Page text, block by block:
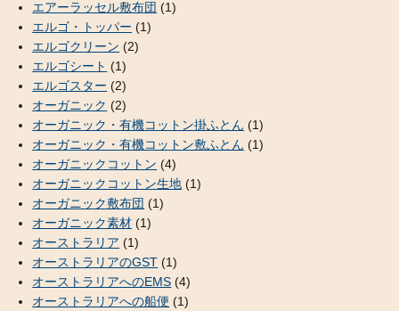
エアーラッセル敷布団 (1)
エルゴ・トッパー (1)
エルゴクリーン (2)
エルゴシート (1)
エルゴスター (2)
オーガニック (2)
オーガニック・有機コットン掛ふとん (1)
オーガニック・有機コットン敷ふとん (1)
オーガニックコットン (4)
オーガニックコットン生地 (1)
オーガニック敷布団 (1)
オーガニック素材 (1)
オーストラリア (1)
オーストラリアのGST (1)
オーストラリアへのEMS (4)
オーストラリアへの船便 (1)